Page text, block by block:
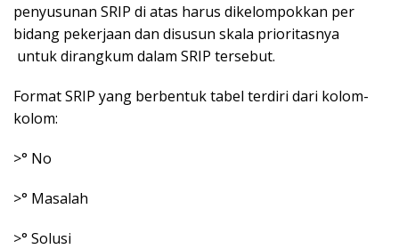
penyusunan SRIP di atas harus dikelompokkan per
bidang pekerjaan dan disusun skala prioritasnya
untuk dirangkum dalam SRIP tersebut.
Format SRIP yang berbentuk tabel terdiri dari kolom-
kolom:
>° No
>° Masalah
>° Solusi